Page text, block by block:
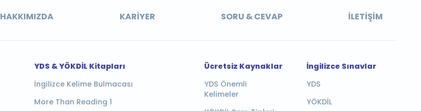
HAKKIMIZDA KARIYER SORU & CEVAP İLETIŞIM
YDS & YÖKDİL Kitapları
İngilizce Kelime Bulmacası
More Than Reading 1
Ücretsiz Kaynaklar
YDS Önemli
Kelimeler
İngilizce Sınavlar
YDS
YÖKDİL